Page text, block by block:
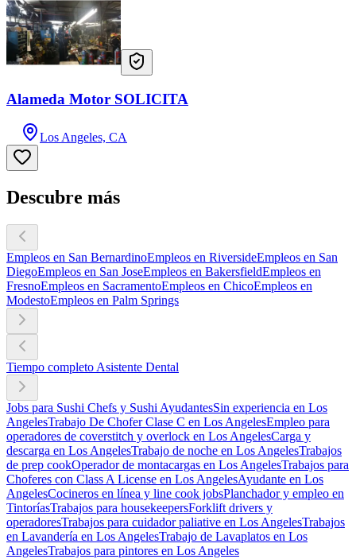
Alameda Motor SOLICITA
Los Angeles, CA
Descubre más
Empleos en San BernardinoEmpleos en RiversideEmpleos en San
DiegoEmpleos en San JoseEmpleos en BakersfieldEmpleos en
FresnoEmpleos en SacramentoEmpleos en ChicoEmpleos en
ModestoEmpleos en Palm Springs
Tiempo completo Asistente Dental
Jobs para Sushi Chefs y Sushi AyudantesSin experiencia en Los
AngelesTrabajo De Chofer Clase C en Los AngelesEmpleo para
operadores de coverstitch y overlock en Los AngelesCarga y
descarga en Los AngelesTrabajo de noche en Los AngelesTrabajos
de prep cookOperador de montacargas en Los AngelesTrabajos para
Choferes con Class A License en Los AngelesAyudante en Los
AngelesCocineros en línea y line cook jobsPlanchador y empleo en
TintoríasTrabajos para housekeepersForklift drivers y
operadoresTrabajos para cuidador paliative en Los AngelesTrabajos
en Lavandería en Los AngelesTrabajo de Lavaplatos en Los
AngelesTrabajos para pintores en Los Angeles